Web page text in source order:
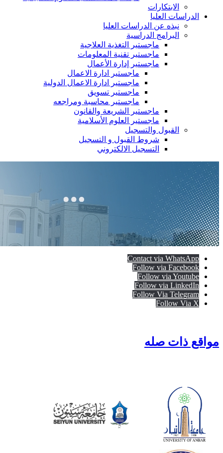
الابتكارات
الدراسات العليا
نبذه عن الدراسات العليا
البرامج الدراسية
ماجستير التغذية العلاجية
ماجستير تقنية المعلومات
ماجستير إدارة الأعمال
ماجستير ادارة الاعمال
ماجستير ادارة الاعمال الدولية
ماجستير تسويق
ماجستير محاسبة ومراجعه
ماجستير الشريعة والقانون
ماجستير العلوم الأسلامية
القبول والتسجيل
شروط القبول و التسجيل
التسجيل الالكتروني
Contact via WhatsApp
Follow via Facebook
Follow via Youtube
Follow via LinkedIn
Follow Via Telegram
Follow Via X
مواقع ذات صله